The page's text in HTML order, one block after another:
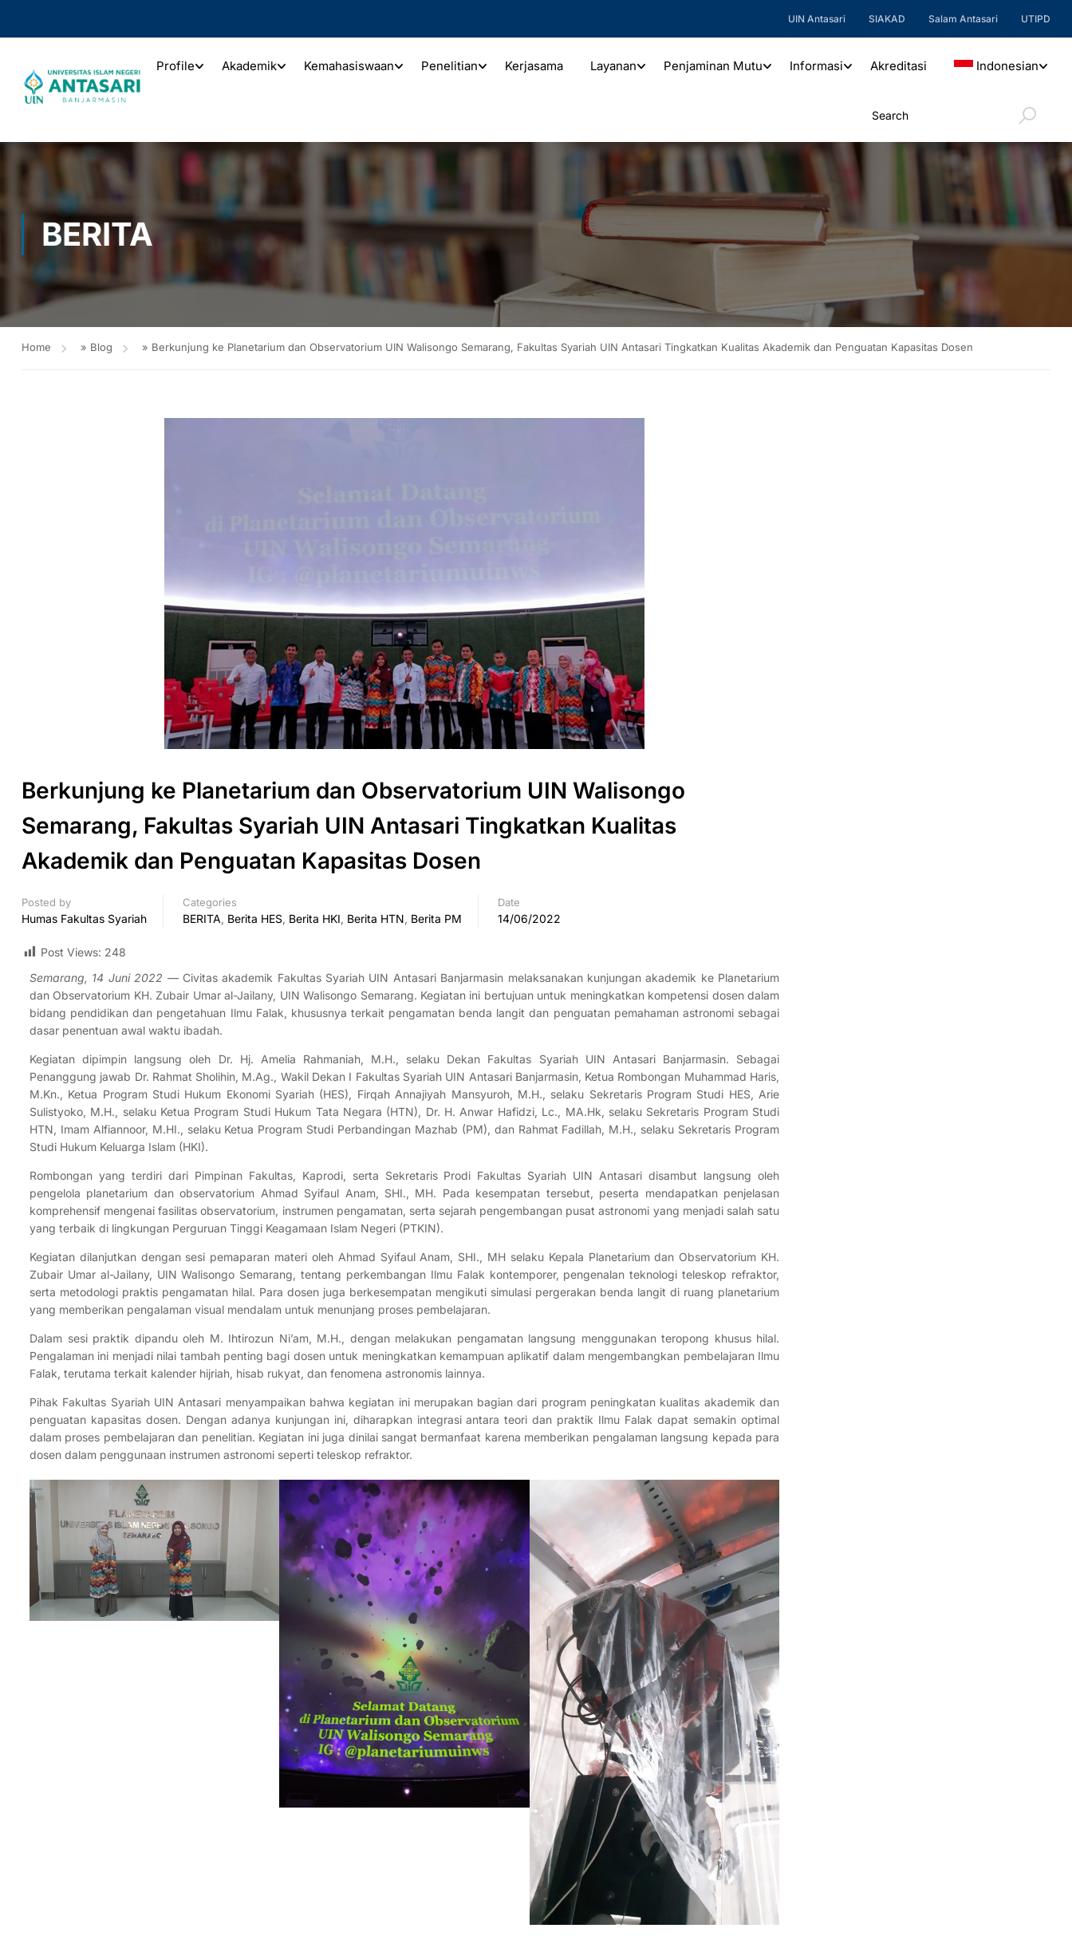
UIN Antasari SIAKAD Salam Antasari UTIPD
Profile Akademik Kemahasiswaan Penelitian Kerjasama Layanan Penjaminan Mutu Informasi Akreditasi Indonesian
BERITA
Home » Blog » Berkunjung ke Planetarium dan Observatorium UIN Walisongo Semarang, Fakultas Syariah UIN Antasari Tingkatkan Kualitas Akademik dan Penguatan Kapasitas Dosen
Berkunjung ke Planetarium dan Observatorium UIN Walisongo
Semarang, Fakultas Syariah UIN Antasari Tingkatkan Kualitas
Akademik dan Penguatan Kapasitas Dosen
Posted by
Humas Fakultas Syariah
Categories
BERITA, Berita HES, Berita HKI, Berita HTN, Berita PM
Date
14/06/2022
Post Views: 248
Semarang, 14 Juni 2022 — Civitas akademik Fakultas Syariah UIN Antasari Banjarmasin melaksanakan kunjungan akademik ke Planetarium
dan Observatorium KH. Zubair Umar al-Jailany, UIN Walisongo Semarang. Kegiatan ini bertujuan untuk meningkatkan kompetensi dosen dalam
bidang pendidikan dan pengetahuan Ilmu Falak, khususnya terkait pengamatan benda langit dan penguatan pemahaman astronomi sebagai
dasar penentuan awal waktu ibadah.
Kegiatan dipimpin langsung oleh Dr. Hj. Amelia Rahmaniah, M.H., selaku Dekan Fakultas Syariah UIN Antasari Banjarmasin. Sebagai
Penanggung jawab Dr. Rahmat Sholihin, M.Ag., Wakil Dekan I Fakultas Syariah UIN Antasari Banjarmasin, Ketua Rombongan Muhammad Haris,
M.Kn., Ketua Program Studi Hukum Ekonomi Syariah (HES), Firqah Annajiyah Mansyuroh, M.H., selaku Sekretaris Program Studi HES, Arie
Sulistyoko, M.H., selaku Ketua Program Studi Hukum Tata Negara (HTN), Dr. H. Anwar Hafidzi, Lc., MA.Hk, selaku Sekretaris Program Studi
HTN, Imam Alfiannoor, M.HI., selaku Ketua Program Studi Perbandingan Mazhab (PM), dan Rahmat Fadillah, M.H., selaku Sekretaris Program
Studi Hukum Keluarga Islam (HKI).
Rombongan yang terdiri dari Pimpinan Fakultas, Kaprodi, serta Sekretaris Prodi Fakultas Syariah UIN Antasari disambut langsung oleh
pengelola planetarium dan observatorium Ahmad Syifaul Anam, SHI., MH. Pada kesempatan tersebut, peserta mendapatkan penjelasan
komprehensif mengenai fasilitas observatorium, instrumen pengamatan, serta sejarah pengembangan pusat astronomi yang menjadi salah satu
yang terbaik di lingkungan Perguruan Tinggi Keagamaan Islam Negeri (PTKIN).
Kegiatan dilanjutkan dengan sesi pemaparan materi oleh Ahmad Syifaul Anam, SHI., MH selaku Kepala Planetarium dan Observatorium KH.
Zubair Umar al-Jailany, UIN Walisongo Semarang, tentang perkembangan Ilmu Falak kontemporer, pengenalan teknologi teleskop refraktor,
serta metodologi praktis pengamatan hilal. Para dosen juga berkesempatan mengikuti simulasi pergerakan benda langit di ruang planetarium
yang memberikan pengalaman visual mendalam untuk menunjang proses pembelajaran.
Dalam sesi praktik dipandu oleh M. Ihtirozun Ni’am, M.H., dengan melakukan pengamatan langsung menggunakan teropong khusus hilal.
Pengalaman ini menjadi nilai tambah penting bagi dosen untuk meningkatkan kemampuan aplikatif dalam mengembangkan pembelajaran Ilmu
Falak, terutama terkait kalender hijriah, hisab rukyat, dan fenomena astronomis lainnya.
Pihak Fakultas Syariah UIN Antasari menyampaikan bahwa kegiatan ini merupakan bagian dari program peningkatan kualitas akademik dan
penguatan kapasitas dosen. Dengan adanya kunjungan ini, diharapkan integrasi antara teori dan praktik Ilmu Falak dapat semakin optimal
dalam proses pembelajaran dan penelitian. Kegiatan ini juga dinilai sangat bermanfaat karena memberikan pengalaman langsung kepada para
dosen dalam penggunaan instrumen astronomi seperti teleskop refraktor.